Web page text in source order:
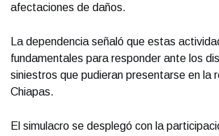
afectaciones de daños.
La dependencia señaló que estas
fundamentales para responder ante los
siniestros que pudieran presentarse en la
Chiapas.
El simulacro se desplegó con la